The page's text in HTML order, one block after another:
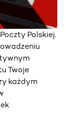
Polskiej.
Twoje
każdym